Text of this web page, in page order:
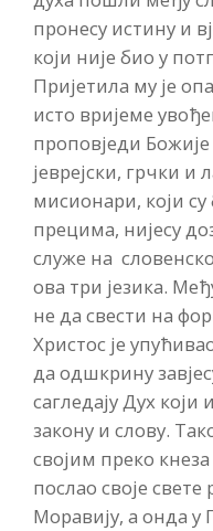
пронесу истину и
који није био у
Пријетила му је
исто вријеме
проповједи
јеврејски, грчки и
мисионари, који
прецима, нијесу
служе на
ова три језика.
не да свести на
Христос је
да одшкрину
сагледају Дух
закону и слову.
својим преко
послао своје
Моравију, а онда у